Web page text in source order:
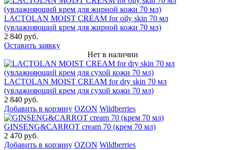
LACTOLAN MOIST CREAM for oily skin 70 мл
(увлажняющий крем для жирной кожи 70 мл)
2 840 руб.
Оставить заявку
Нет в наличии
LACTOLAN MOIST CREAM for dry skin 70 мл
(увлажняющий крем для сухой кожи 70 мл)
2 840 руб.
Добавить в корзину OZON Wildberries
GINSENG&CARROT cream 70 (крем 70 мл)
2 470 руб.
Добавить в корзину OZON Wildberries